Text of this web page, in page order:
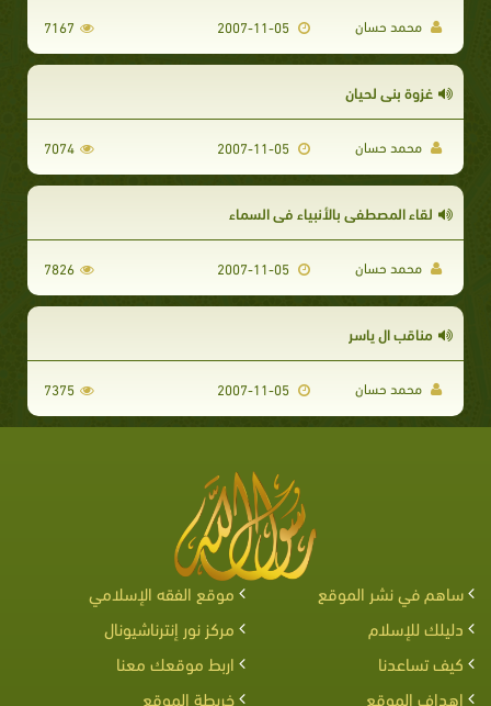
محمد حسان 7167
غزوة بنى لحيان
محمد حسان 7074
لقاء المصطفى بالأنبياء فى السماء
محمد حسان 7826
مناقب ال ياسر
محمد حسان 7375
ساهم في نشر الموقع
موقع الفقه الإسلامي
دليلك للإسلام
مركز نور إنترناشيونال
كيف تساعدنا
اربط موقعك معنا
اهداف الموقع
خريطة الموقع